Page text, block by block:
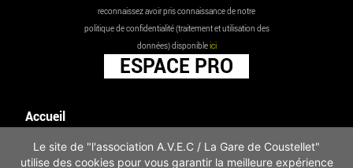
reconnaissez avoir pris connaissance de notre
politique de confidentialité (traitement et utilisation des
données) disponibleici
ESPACE PRO
Accueil
Les actualités
Le site de "l'association A.V.E.C / La Gare de Coustellet"
utilise des cookies pour vous garantir la meilleure expérience